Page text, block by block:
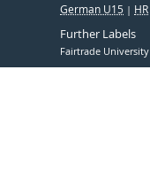
German U15 HR
Further Labels
Fairtrade University